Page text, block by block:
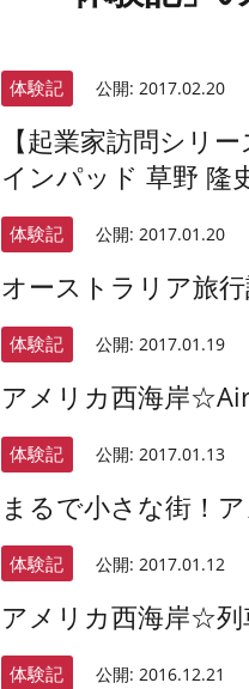
体験記 公開: 2017.02.20
【起業家訪問シリ
インパッド 草野 隆
体験記 公開: 2017.01.20
オーストラリア旅
体験記 公開: 2017.01.19
アメリカ西海岸
体験記 公開: 2017.01.13
まるで小さな街！
体験記 公開: 2017.01.12
アメリカ西海岸☆列
体験記 公開: 2016.12.21